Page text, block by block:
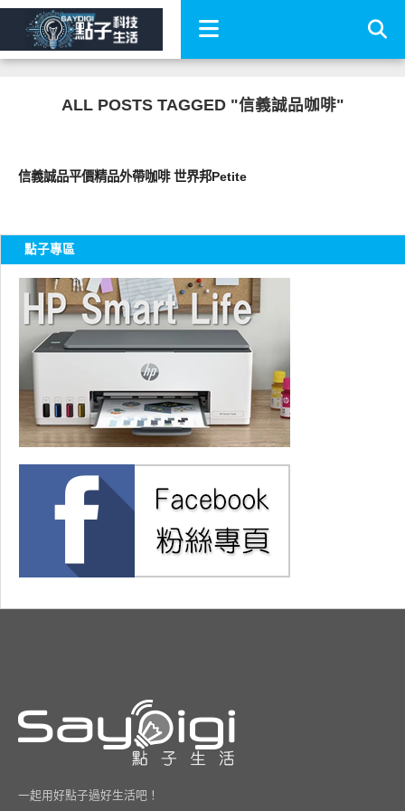
ALL POSTS TAGGED "信義誠品咖啡"
信義誠品平價精品外帶咖啡 世界邦Petite
點子專區
一起用好點子過好生活吧！